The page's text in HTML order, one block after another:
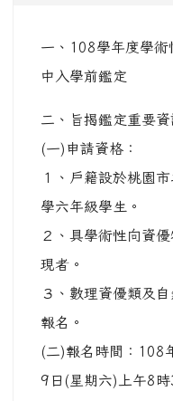
一、108學年度學術
中入學前鑑定
二、旨揭鑑定重要資
(一)申請資格：
１、戶籍設於桃園
學六年級學生。
２、具學術性向資
現者。
３、數理資優類及
報名。
(二)報名時間：108
9日(星期六)上午8時